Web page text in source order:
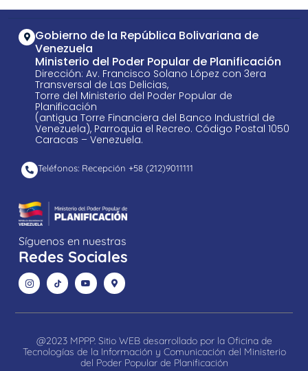
Gobierno de la República Bolivariana de
Venezuela
Ministerio del Poder Popular de Planificación
Dirección: Av. Francisco Solano López con 3era
Transversal de Las Delicias,
Torre del Ministerio del Poder Popular de
Planificación
(antigua Torre Financiera del Banco Industrial de
Venezuela), Parroquia el Recreo. Código Postal 1050
Caracas – Venezuela.
Teléfonos: Recepción +58 ​(212)9011111
Síguenos en nuestras
Redes Sociales
@2023 MPPP. Sitio WEB desarrollado por la Oficina de
Tecnologías de la Información y Comunicación del Ministerio
del Poder Popular de Planificación